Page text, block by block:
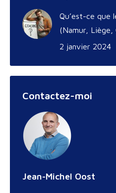
Qu’est-ce que
(Namur, Liège,
2 janvier 2024
Contactez-moi
Jean-Michel Oost